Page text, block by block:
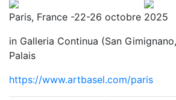
Paris, France -22-26 octobre 2025
in Galleria Continua (San
Palais
https://www.artbasel.com/paris